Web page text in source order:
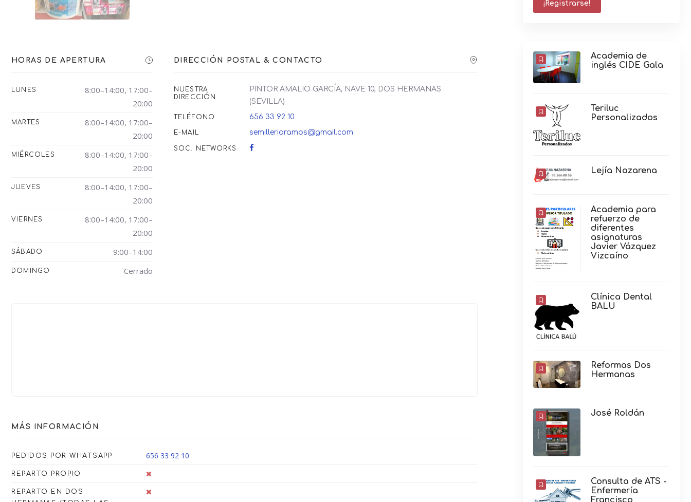
HORAS DE APERTURA
LUNES
8:00–14:00, 17:00–
20:00
MARTES
8:00–14:00, 17:00–
20:00
MIÉRCOLES
8:00–14:00, 17:00–
20:00
JUEVES
8:00–14:00, 17:00–
20:00
VIERNES
8:00–14:00, 17:00–
20:00
SÁBADO 9:00–14:00
DOMINGO Cerrado
DIRECCIÓN POSTAL & CONTACTO
NUESTRA
DIRECCIÓN
PINTOR AMALIO GARCÍA, NAVE 10, DOS HERMANAS
(SEVILLA)
TELÉFONO 656 33 92 10
E-MAIL semilleriaramos@gmail.com
SOC. NETWORKS
MÁS INFORMACIÓN
PEDIDOS POR WHATSAPP 656 33 92 10
REPARTO PROPIO
REPARTO EN DOS
Academia de
inglés CIDE Gala
Teriluc
Personalizados
Lejía Nazarena
Academia para
refuerzo de
diferentes
asignaturas
Javier Vázquez
Vizcaíno
Clínica Dental
BALU
Reformas Dos
Hermanas
José Roldán
Consulta de ATS -
Enfermería
Francisco